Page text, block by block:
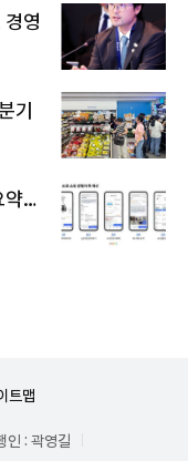
영
기
약…
트맵
인 : 곽영길